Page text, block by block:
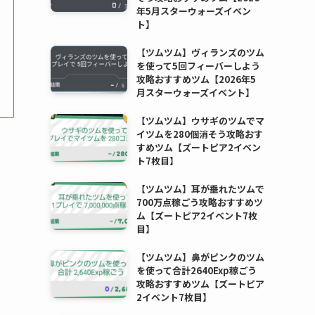
年5月スターウォーズイベン
ト】
【ツムツム】ヴィランズのツム
を使って5回フィーバーしよう
攻略おすすめツム【2026年5
月スターウォーズイベント】
【ツムツム】ウサギのツムでマ
イツムを280個消そう攻略おす
すめツム【ズートピア2イベン
ト7枚目】
【ツムツム】耳が垂れたツムで
700万点稼ごう攻略おすすめツ
ム【ズートピア2イベント7枚
目】
【ツムツム】鼻がピンクのツム
を使って合計2640Exp稼ごう
攻略おすすめツム【ズートピア
2イベント7枚目】